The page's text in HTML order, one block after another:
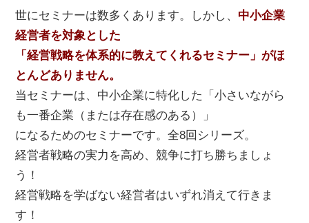
世にセミナーは数多くあります。しかし、 中小企業
経営者を対象とした
「経営戦略を体系的に教えてくれるセミナー」がほ
とんどありません。
当セミナーは、中小企業に特化した「小さいながら
も一番企業（または存在感のある）」
になるためのセミナーです。全8回シリーズ。
経営者戦略の実力を高め、競争に打ち勝ちましょ
う！
経営戦略を学ばない経営者はいずれ消えて行きま
す！